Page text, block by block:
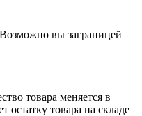
вы заграницей
товара меняется в
остатку товара на складе